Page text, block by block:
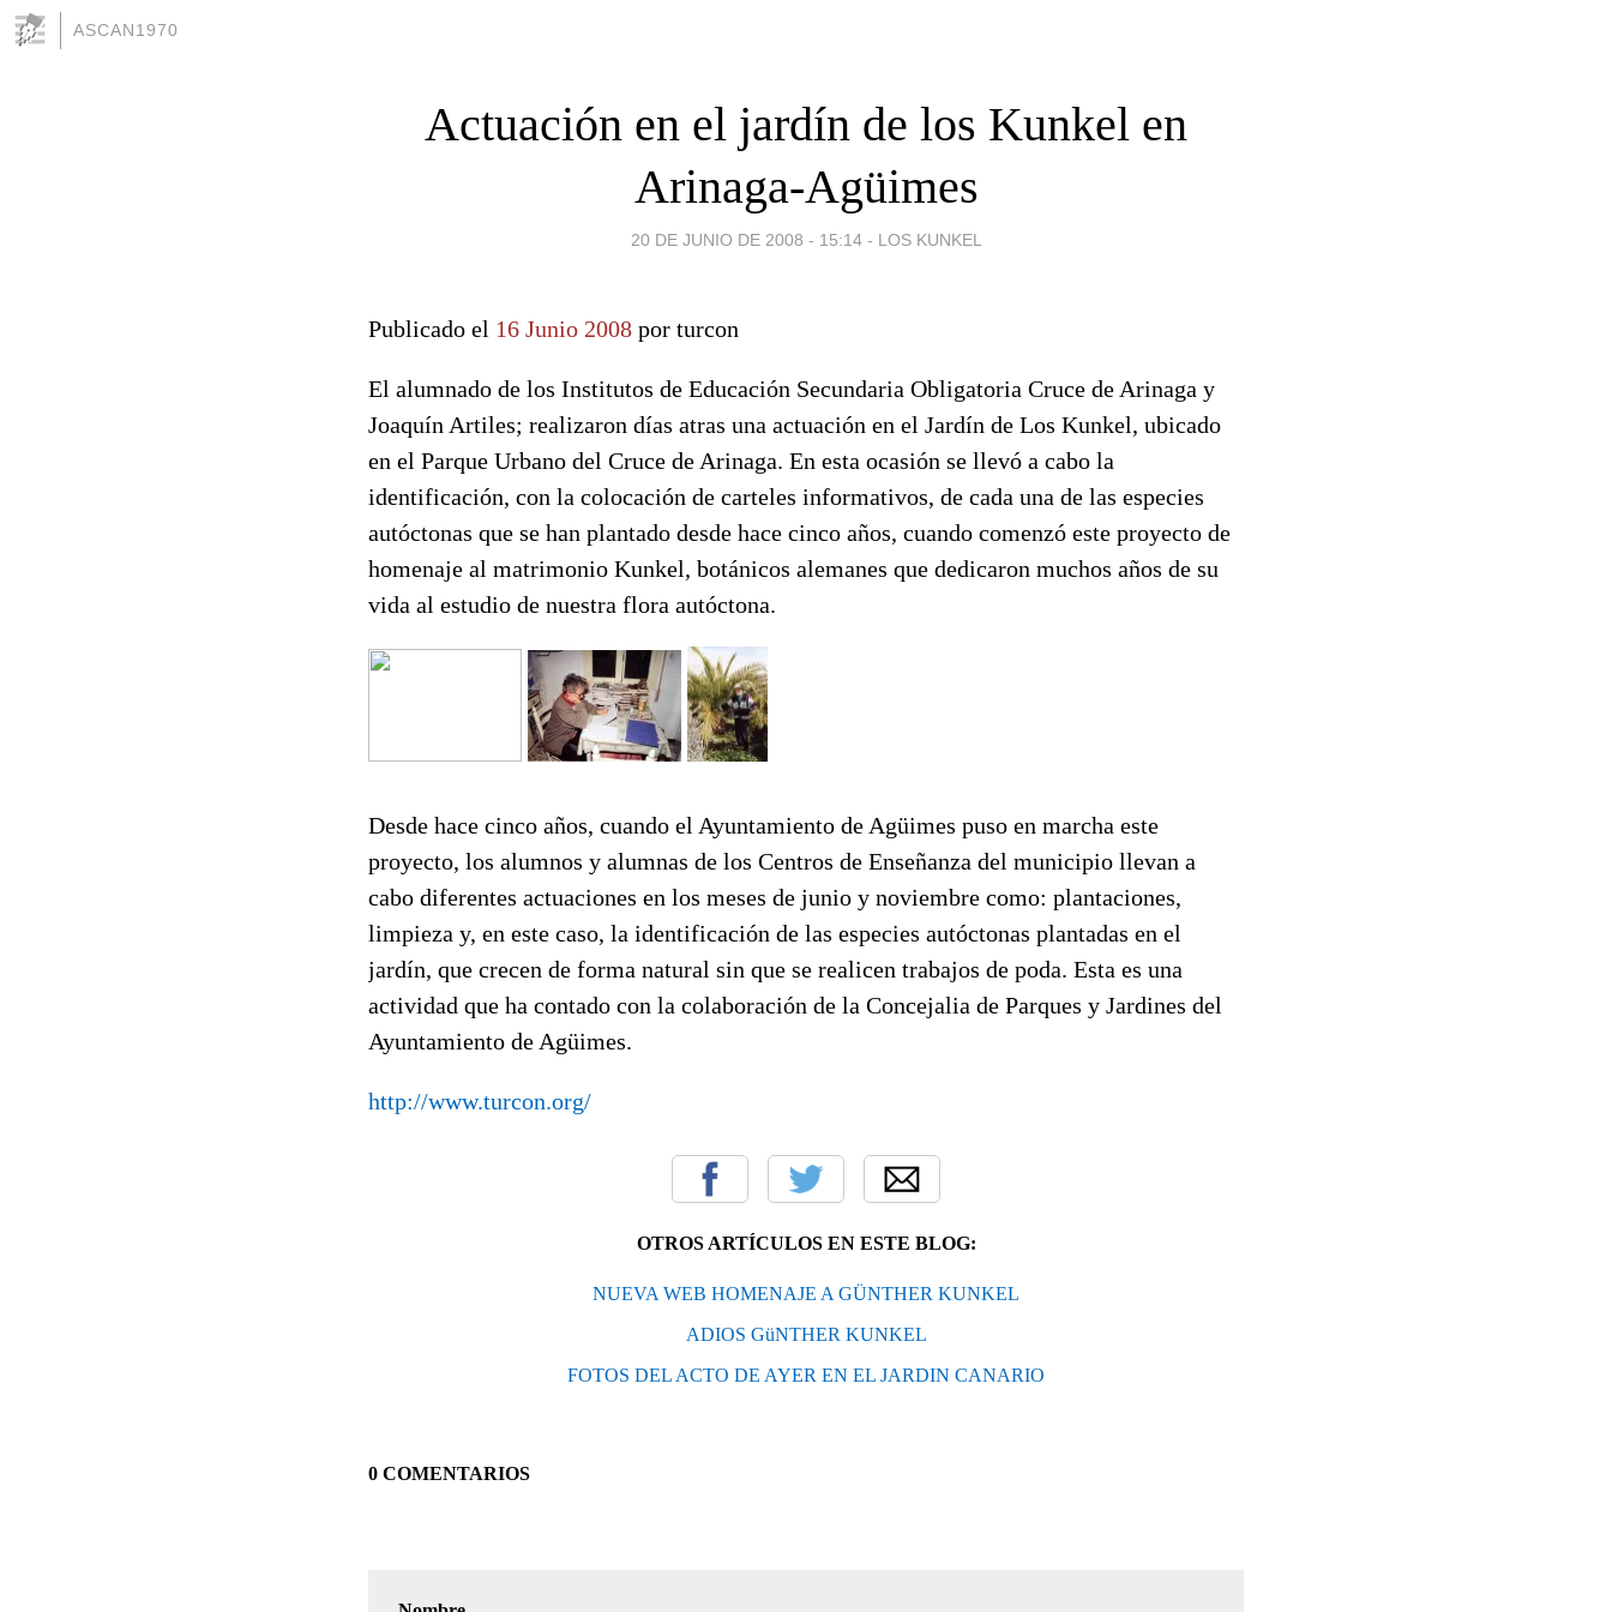
ASCAN1970
Actuación en el jardín de los Kunkel en
Arinaga-Agüimes
20 DE JUNIO DE 2008 - 15:14 - LOS KUNKEL
Publicado el 16 Junio 2008 por turcon
El alumnado de los Institutos de Educación Secundaria Obligatoria Cruce de Arinaga y
Joaquín Artiles; realizaron días atras una actuación en el Jardín de Los Kunkel, ubicado
en el Parque Urbano del Cruce de Arinaga. En esta ocasión se llevó a cabo la
identificación, con la colocación de carteles informativos, de cada una de las especies
autóctonas que se han plantado desde hace cinco años, cuando comenzó este proyecto de
homenaje al matrimonio Kunkel, botánicos alemanes que dedicaron muchos años de su
vida al estudio de nuestra flora autóctona.
Desde hace cinco años, cuando el Ayuntamiento de Agüimes puso en marcha este
proyecto, los alumnos y alumnas de los Centros de Enseñanza del municipio llevan a
cabo diferentes actuaciones en los meses de junio y noviembre como: plantaciones,
limpieza y, en este caso, la identificación de las especies autóctonas plantadas en el
jardín, que crecen de forma natural sin que se realicen trabajos de poda. Esta es una
actividad que ha contado con la colaboración de la Concejalia de Parques y Jardines del
Ayuntamiento de Agüimes.
http://www.turcon.org/
OTROS ARTÍCULOS EN ESTE BLOG:
NUEVA WEB HOMENAJE A GÜNTHER KUNKEL
ADIOS GüNTHER KUNKEL
FOTOS DEL ACTO DE AYER EN EL JARDIN CANARIO
0 COMENTARIOS